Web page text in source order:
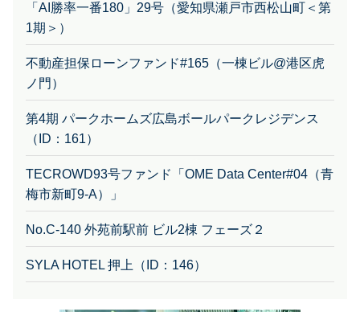
「AI勝率一番180」29号（愛知県瀬戸市西松山町＜第
1期＞）
不動産担保ローンファンド#165（一棟ビル@港区虎
ノ門）
第4期 パークホームズ広島ボールパークレジデンス
（ID：161）
TECROWD93号ファンド「OME Data Center#04（青
梅市新町9-A）」
No.C-140 外苑前駅前 ビル2棟 フェーズ２
SYLA HOTEL 押上（ID：146）